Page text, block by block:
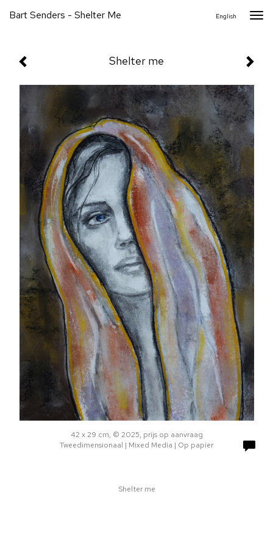
Bart Senders - Shelter Me English
Shelter me
42 x 29 cm, © 2025, prijs op aanvraag
Tweedimensionaal | Mixed Media | Op papier
Shelter me